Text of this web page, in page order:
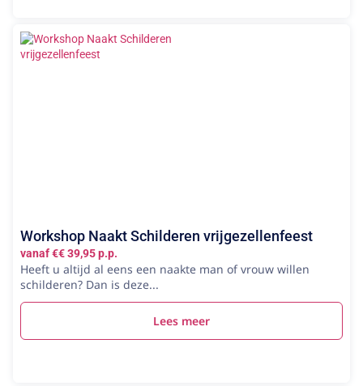
Workshop Naakt Schilderen vrijgezellenfeest
vanaf €€ 39,95 p.p.
Heeft u altijd al eens een naakte man of vrouw willen
schilderen? Dan is deze...
Lees meer